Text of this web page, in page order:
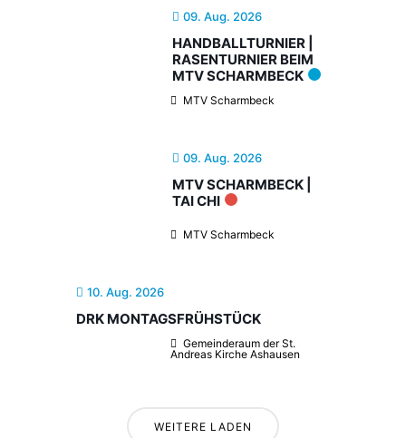
09. Aug. 2026
HANDBALLTURNIER |
RASENTURNIER BEIM
MTV SCHARMBECK
MTV Scharmbeck
09. Aug. 2026
MTV SCHARMBECK |
TAI CHI
MTV Scharmbeck
10. Aug. 2026
DRK MONTAGSFRÜHSTÜCK
Gemeinderaum der St.
Andreas Kirche Ashausen
WEITERE LADEN